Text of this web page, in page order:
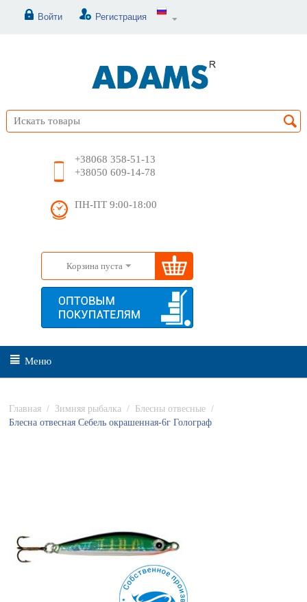
Войти Регистрация
+38068 358-51-13
+38050 609-14-78
ПН-ПТ 9:00-18:00
Корзина пуста
Меню
Главная / Зимняя рыбалка / Блесны отвесные /
Блесна отвесная Себель окрашенная-6г Голограф